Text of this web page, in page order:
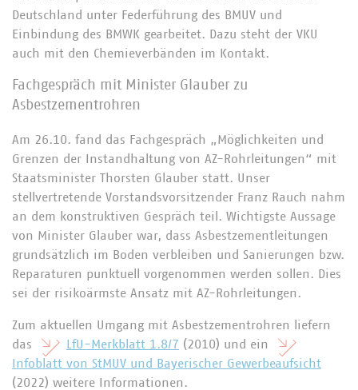
Deutschland unter Federführung des BMUV und
Einbindung des BMWK gearbeitet. Dazu steht der VKU
auch mit den Chemieverbänden im Kontakt.
Fachgespräch mit Minister Glauber zu
Asbestzementrohren
Am 26.10. fand das Fachgespräch „Möglichkeiten und
Grenzen der Instandhaltung von AZ-Rohrleitungen“ mit
Staatsminister Thorsten Glauber statt. Unser
stellvertretende Vorstandsvorsitzender Franz Rauch nahm
an dem konstruktiven Gespräch teil. Wichtigste Aussage
von Minister Glauber war, dass Asbestzementleitungen
grundsätzlich im Boden verbleiben und Sanierungen bzw.
Reparaturen punktuell vorgenommen werden sollen. Dies
sei der risikoärmste Ansatz mit AZ-Rohrleitungen.
Zum aktuellen Umgang mit Asbestzementrohren liefern
das
LfU-Merkblatt 1.8/7 (2010) und ein
Infoblatt von StMUV und Bayerischer Gewerbeaufsicht
(2022) weitere Informationen.